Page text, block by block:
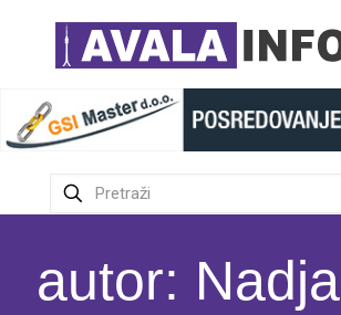
autor: Nadja